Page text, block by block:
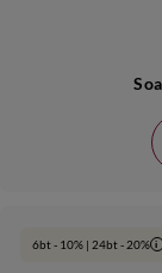
6bt - 10% | 24bt - 20% i